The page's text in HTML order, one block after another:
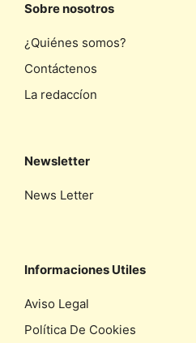
Sobre nosotros
¿Quiénes somos?
Contáctenos
La redaccíon
Newsletter
News Letter
Informaciones Utiles
Aviso Legal
Política De Cookies